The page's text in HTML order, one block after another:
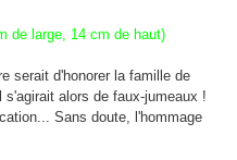
de large, 14 cm de haut)
serait d'honorer la famille de
alors de faux-jumeaux !
Sans doute, l'hommage